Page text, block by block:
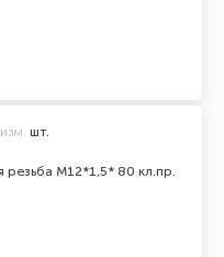
резьба M12*1,5* 80 кл.пр.
шт.